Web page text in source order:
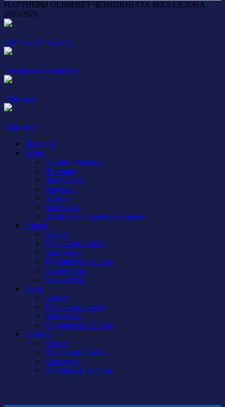
ПАРТНЕРЫ OLIMPBET ЧЕМПИОНАТА МХЛ СЕЗОНА
2025/2026
Титульный партнер
Генеральный партнер
Партнер
Партнер
Новости
Клуб
Администрация
История
Документы
Закупки
Арена
Контакты
Правила поведения на арене
Сокол
Состав
Тренерский штаб
Календарь
Турнирная таблица
Атрибутика
Фан-сектор
Рыси
Состав
Тренерский штаб
Календарь
Турнирная таблица
Бирюса
Состав
Тренерский штаб
Календарь
Турнирная таблица